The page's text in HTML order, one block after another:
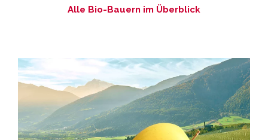
Alle Bio-Bauern im Überblick